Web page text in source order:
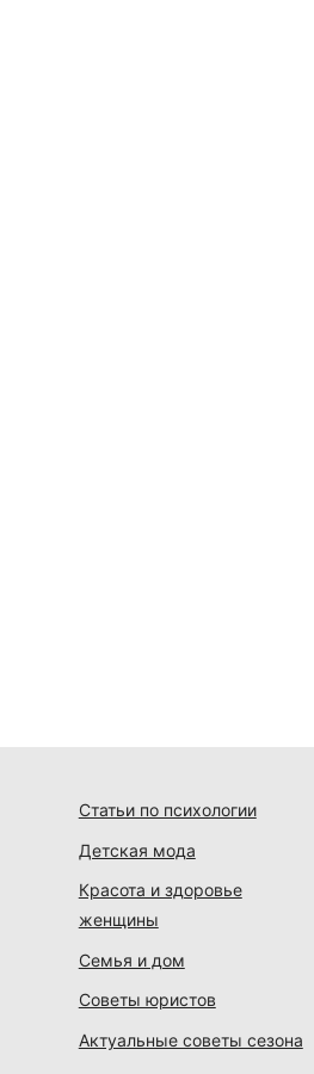
Статьи по психологии
Детская мода
Красота и здоровье
женщины
Семья и дом
Советы юристов
Актуальные советы сезона